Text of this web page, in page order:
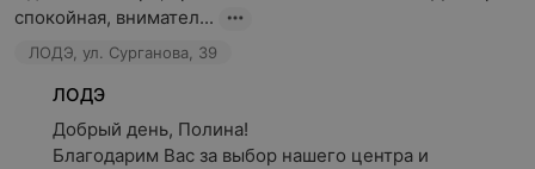
спокойная, внимател...
ЛОДЭ, ул. Сурганова, 39
ЛОДЭ
Добрый день, Полина!
Благодарим Вас за выбор нашего центра и